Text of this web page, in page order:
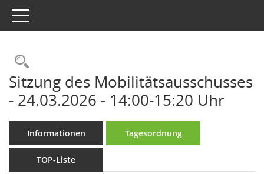
Toggle navigation
Rechercheauswahl
Sitzung des Mobilitätsausschusses
- 24.03.2026 - 14:00-15:20 Uhr
Informationen Tagesordnung
TOP-Liste